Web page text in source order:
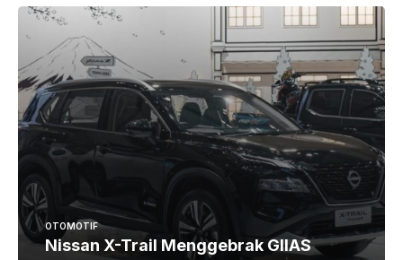
OTOMOTIF
Nissan X-Trail Menggebrak GIIAS